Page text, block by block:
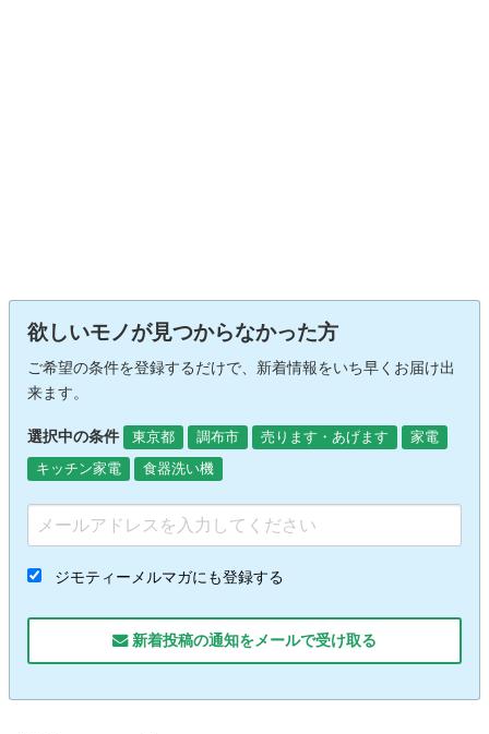
欲しいモノが見つからなかった方
ご希望の条件を登録するだけで、新着情報をいち早くお届け出
来ます。
選択中の条件 東京都 調布市 売ります・あげます
家電
キッチン家電
食器洗い機
ジモティーメルマガにも登録する
新着投稿の通知をメールで受け取る